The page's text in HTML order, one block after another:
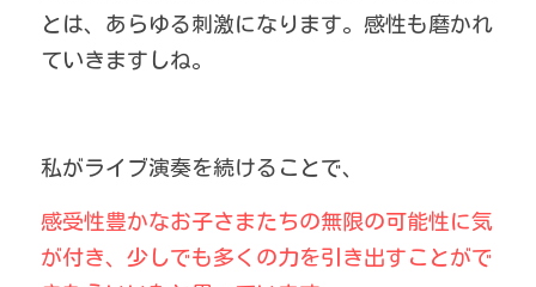
とは、あらゆる刺激になります。感性も磨かれ
ていきますしね。
私がライブ演奏を続けることで、
感受性豊かなお子さまたちの無限の可能性に気
が付き、少しでも多くの力を引き出すことがで